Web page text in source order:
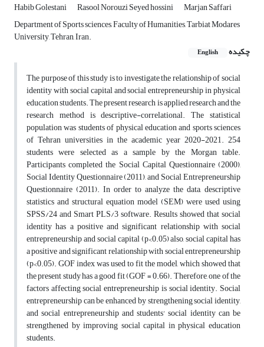
Habib Golestani Rasool Norouzi Seyed hossini
Marjan Saffari
Department of Sports sciences, Faculty of Humanities, Tarbiat Modares
University, Tehran, Iran.
چکیده
English
The purpose of this study is to investigate the relationship of social
identity with social capital and social entrepreneurship in physical
education students. The present research is applied research and the
research method is descriptive-correlational. The statistical
population was students of physical education and sports sciences
of Tehran universities in the academic year 2020-2021. 254
students were selected as a sample by the Morgan table.
Participants completed the Social Capital Questionnaire (2000),
Social Identity Questionnaire (2011), and Social Entrepreneurship
Questionnaire (2011). In order to analyze the data, descriptive
statistics and structural equation model (SEM) were used using
SPSS/24 and Smart PLS/3 software. Results showed that social
identity has a positive and significant relationship with social
entrepreneurship and social capital (p<0.05) also, social capital has
a positive and significant relationship with social entrepreneurship
(p<0.05). GOF index was used to fit the model, which showed that
the present study has a good fit (GOF = 0.66). Therefore, one of the
factors affecting social entrepreneurship is social identity. Social
entrepreneurship can be enhanced by strengthening social identity,
and social entrepreneurship and students' social identity can be
strengthened by improving social capital in physical education
students.